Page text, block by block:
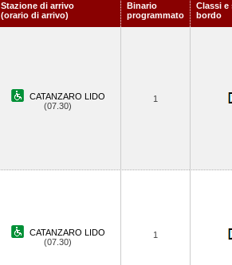
Stazione di arrivo
(orario di arrivo)
Binario
programmato
Classi e
bordo
CATANZARO LIDO
(07.30)
1
CATANZARO LIDO
(07.30)
1